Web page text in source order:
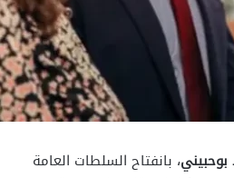
، بانفتاح السلطات العامة